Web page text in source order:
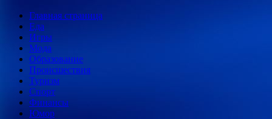
Главная страница
Еда
Игры
Мода
Образование
Происшествия
Туризм
Спорт
Финансы
Юмор